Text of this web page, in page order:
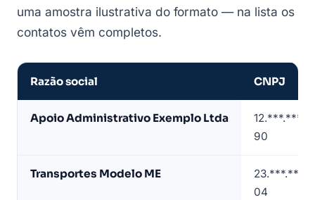
uma amostra ilustrativa do formato — na lista os
contatos vêm completos.
empresas
Razão social CNPJ
Apoio Administrativo Exemplo Ltda
12.***.***/
90
Transportes Modelo ME
23.***.***/
04